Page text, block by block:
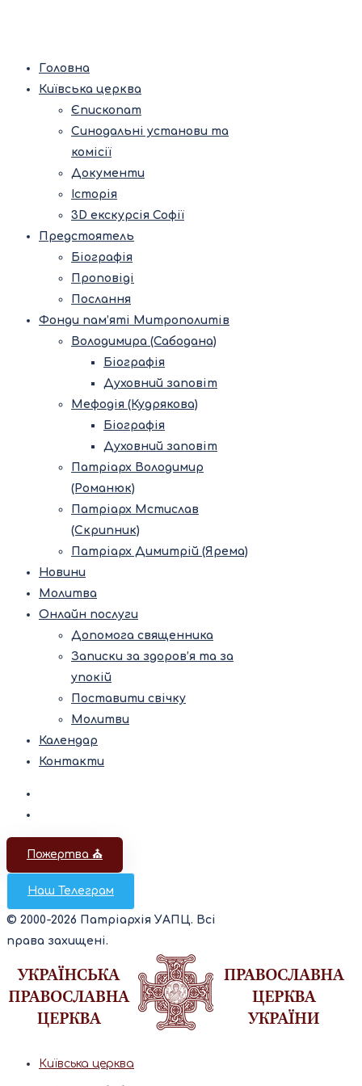
Головна
Київська церква
Єпископат
Синодальні установи та
комісії
Документи
Історія
3D екскурсія Софії
Предстоятель
Біографія
Проповіді
Послання
Фонди пам’яті Митрополитів
Володимира (Сабодана)
Біографія
Духовний заповіт
Мефодія (Кудрякова)
Біографія
Духовний заповіт
Патріарх Володимир
(Романюк)
Патріарх Мстислав
(Скрипник)
Патріарх Димитрій (Ярема)
Новини
Молитва
Онлайн послуги
Допомога священника
Записки за здоров’я та за
упокій
Поставити свічку
Молитви
Календар
Контакти
Пожертва ⛪️
Наш Телеграм
© 2000-2026 Патріархія УАПЦ. Всі
права захищені.
Київська церква